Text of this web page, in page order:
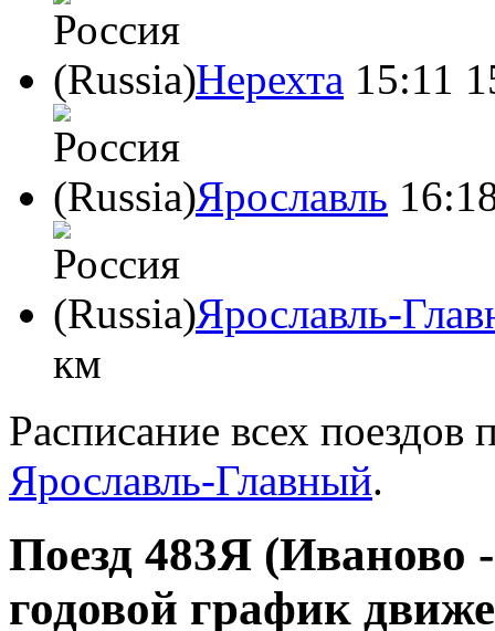
Нерехта 15:11
Ярославль
Ярославль-
км
Расписание всех
Ярославль-Главный.
Поезд 483Я (Иваново
годовой график